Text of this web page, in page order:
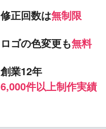
修正回数は無制限
ロゴの色変更も無料
創業12年
6,000件以上制作実績